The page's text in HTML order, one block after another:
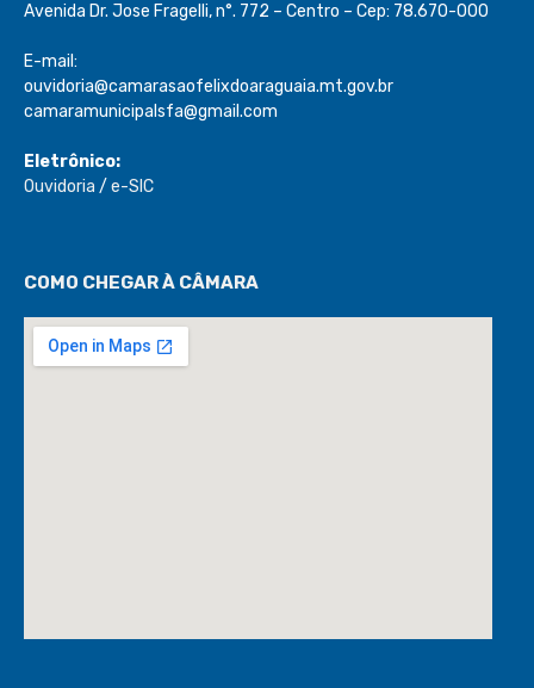
Avenida Dr. Jose Fragelli, n°. 772 – Centro – Cep: 78.670-000
E-mail:
ouvidoria@camarasaofelixdoaraguaia.mt.gov.br
camaramunicipalsfa@gmail.com
Eletrônico:
Ouvidoria / e-SIC
COMO CHEGAR À CÂMARA